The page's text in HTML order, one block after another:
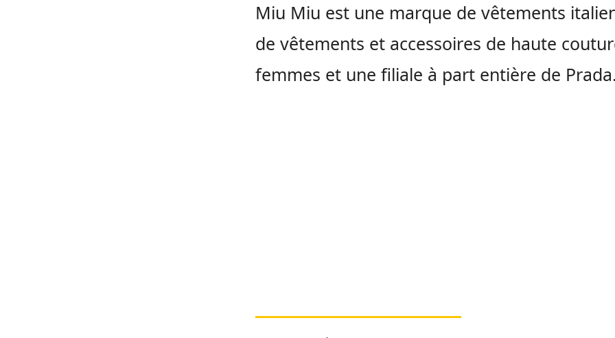
Miu Miu est une marque de vêtements
de vêtements et accessoires de haute
femmes et une filiale à part entière de Prada.